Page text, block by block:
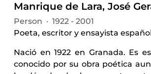
Person · 1922 - 2001
Poeta, escritor y ensayista
Nació en 1922 en Granada. Es
conocido por su obra poética